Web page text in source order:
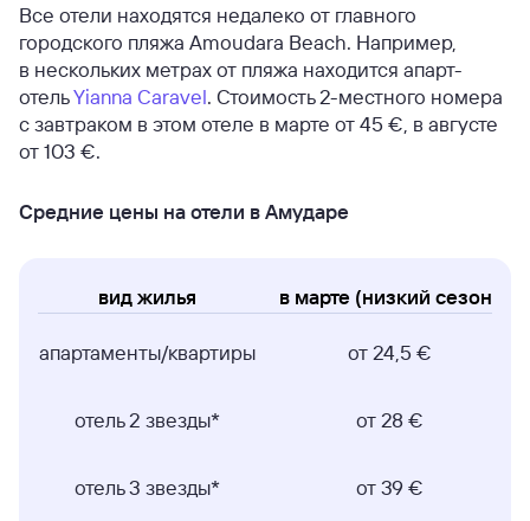
Все отели находятся недалеко от главного
городского пляжа Amoudara Beach. Например,
в нескольких метрах от пляжа находится апарт-
отельYianna Caravel. Стоимость 2-местного номера
с завтраком в этом отеле в марте от 45 €, в августе
от 103 €.
Средние цены на отели в Амударе
вид жилья в марте (низкий сезон)
апартаменты/квартиры от 24,5 €
отель 2 звезды* от 28 €
отель 3 звезды* от 39 €